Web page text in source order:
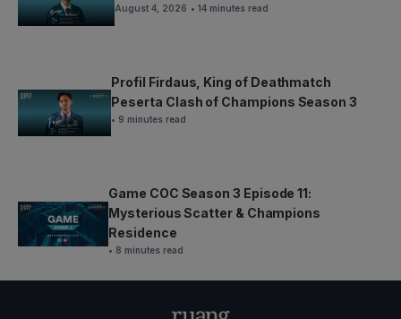
August 4, 2026 • 14 minutes read
Profil Firdaus, King of Deathmatch
Peserta Clash of Champions Season 3
• 9 minutes read
Game COC Season 3 Episode 11:
Mysterious Scatter & Champions
Residence
• 8 minutes read